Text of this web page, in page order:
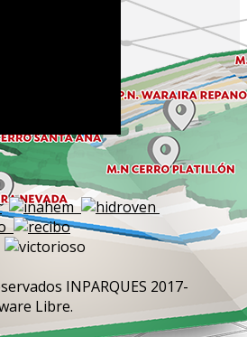
INPARQUES 2017-
Libre.